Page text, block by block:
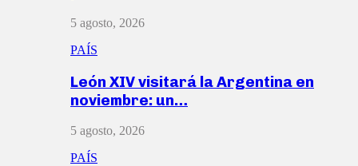
5 agosto, 2026
PAÍS
León XIV visitará la Argentina en
noviembre: un…
5 agosto, 2026
PAÍS